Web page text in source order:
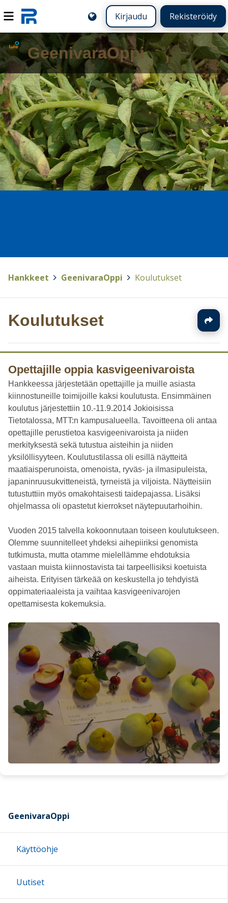
Kirjaudu Rekisteröidy
GeenivaraOppi
Hankkeet GeenivaraOppi Koulutukset
Koulutukset
Opettajille oppia kasvigeenivaroista
Hankkeessa järjestetään opettajille ja muille asiasta
kiinnostuneille toimijoille kaksi koulutusta. Ensimmäinen
koulutus järjestettiin 10.-11.9.2014 Jokioisissa
Tietotalossa, MTT:n kampusalueella. Tavoitteena oli antaa
opettajille perustietoa kasvigeenivaroista ja niiden
merkityksestä sekä tutustua aisteihin ja niiden
yksilöllisyyteen. Koulutustilassa oli esillä näytteitä
maatiaisperunoista, omenoista, ryväs- ja ilmasipuleista,
japaninruusukvitteneistä, tyrneistä ja viljoista. Näytteisiin
tutustuttiin myös omakohtaisesti taidepajassa. Lisäksi
ohjelmassa oli opastetut kierrokset näytepuutarhoihin.
Vuoden 2015 talvella kokoonnutaan toiseen koulutukseen.
Olemme suunnitelleet yhdeksi aihepiiriksi genomista
tutkimusta, mutta otamme mielellämme ehdotuksia
vastaan muista kiinnostavista tai tarpeellisiksi koetuista
aiheista. Erityisen tärkeää on keskustella jo tehdyistä
oppimateriaaleista ja vaihtaa kasvigeenivarojen
opettamisesta kokemuksia.
GeenivaraOppi
Käyttöohje
Uutiset